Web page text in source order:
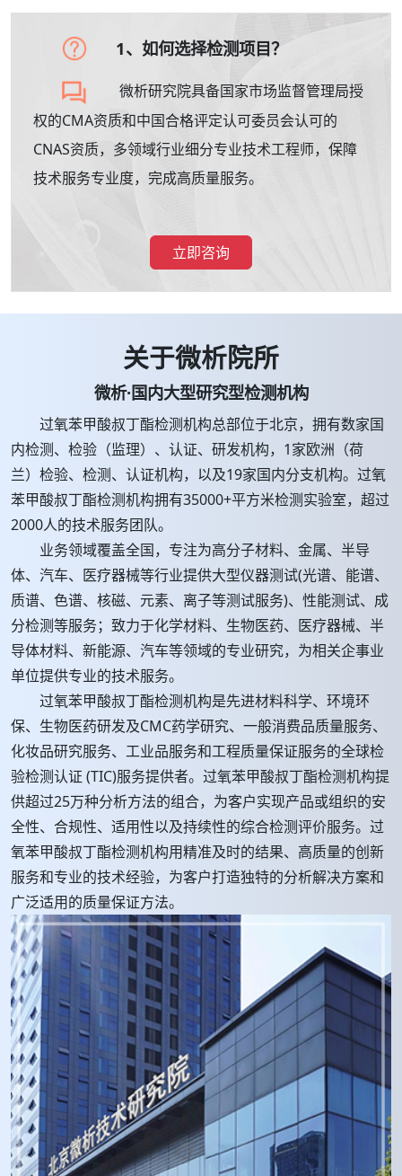
1、如何选择检测项目？
微析研究院具备国家市场监督管理局授
权的CMA资质和中国合格评定认可委员会认可的
CNAS资质，多领域行业细分专业技术工程师，保障
技术服务专业度，完成高质量服务。
立即咨询
关于微析院所
微析·国内大型研究型检测机构
过氧苯甲酸叔丁酯检测机构总部位于北京，拥有数家国
内检测、检验（监理）、认证、研发机构，1家欧洲（荷
兰）检验、检测、认证机构，以及19家国内分支机构。过氧
苯甲酸叔丁酯检测机构拥有35000+平方米检测实验室，超过
2000人的技术服务团队。
业务领域覆盖全国，专注为高分子材料、金属、半导
体、汽车、医疗器械等行业提供大型仪器测试(光谱、能谱、
质谱、色谱、核磁、元素、离子等测试服务)、性能测试、成
分检测等服务；致力于化学材料、生物医药、医疗器械、半
导体材料、新能源、汽车等领域的专业研究，为相关企事业
单位提供专业的技术服务。
过氧苯甲酸叔丁酯检测机构是先进材料科学、环境环
保、生物医药研发及CMC药学研究、一般消费品质量服务、
化妆品研究服务、工业品服务和工程质量保证服务的全球检
验检测认证 (TIC)服务提供者。过氧苯甲酸叔丁酯检测机构提
供超过25万种分析方法的组合，为客户实现产品或组织的安
全性、合规性、适用性以及持续性的综合检测评价服务。过
氧苯甲酸叔丁酯检测机构用精准及时的结果、高质量的创新
服务和专业的技术经验，为客户打造独特的分析解决方案和
广泛适用的质量保证方法。